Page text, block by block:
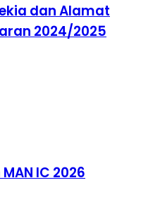
dan Alamat
2024/2025
IC 2026